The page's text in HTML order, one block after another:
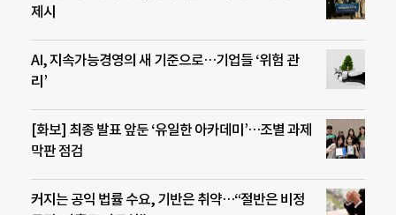
제시
AI, 지속가능경영의 새 기준으로…기업들 ‘위험 관
리’
[화보] 최종 발표 앞둔 ‘유일한 아카데미’…조별 과제
막판 점검
커지는 공익 법률 수요, 기반은 취약…“절반은 비정